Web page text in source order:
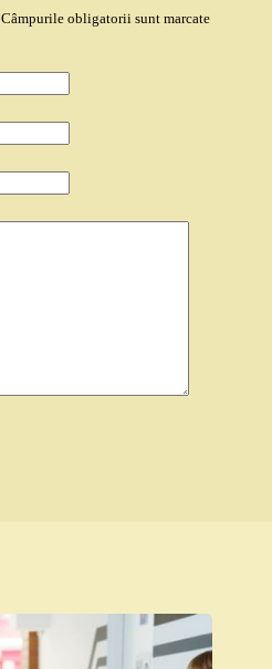
Câmpurile obligatorii sunt marcate